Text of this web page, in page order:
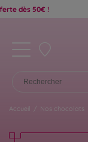
Accueil / Nos chocolats